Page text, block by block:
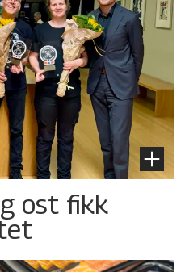
ost fikk